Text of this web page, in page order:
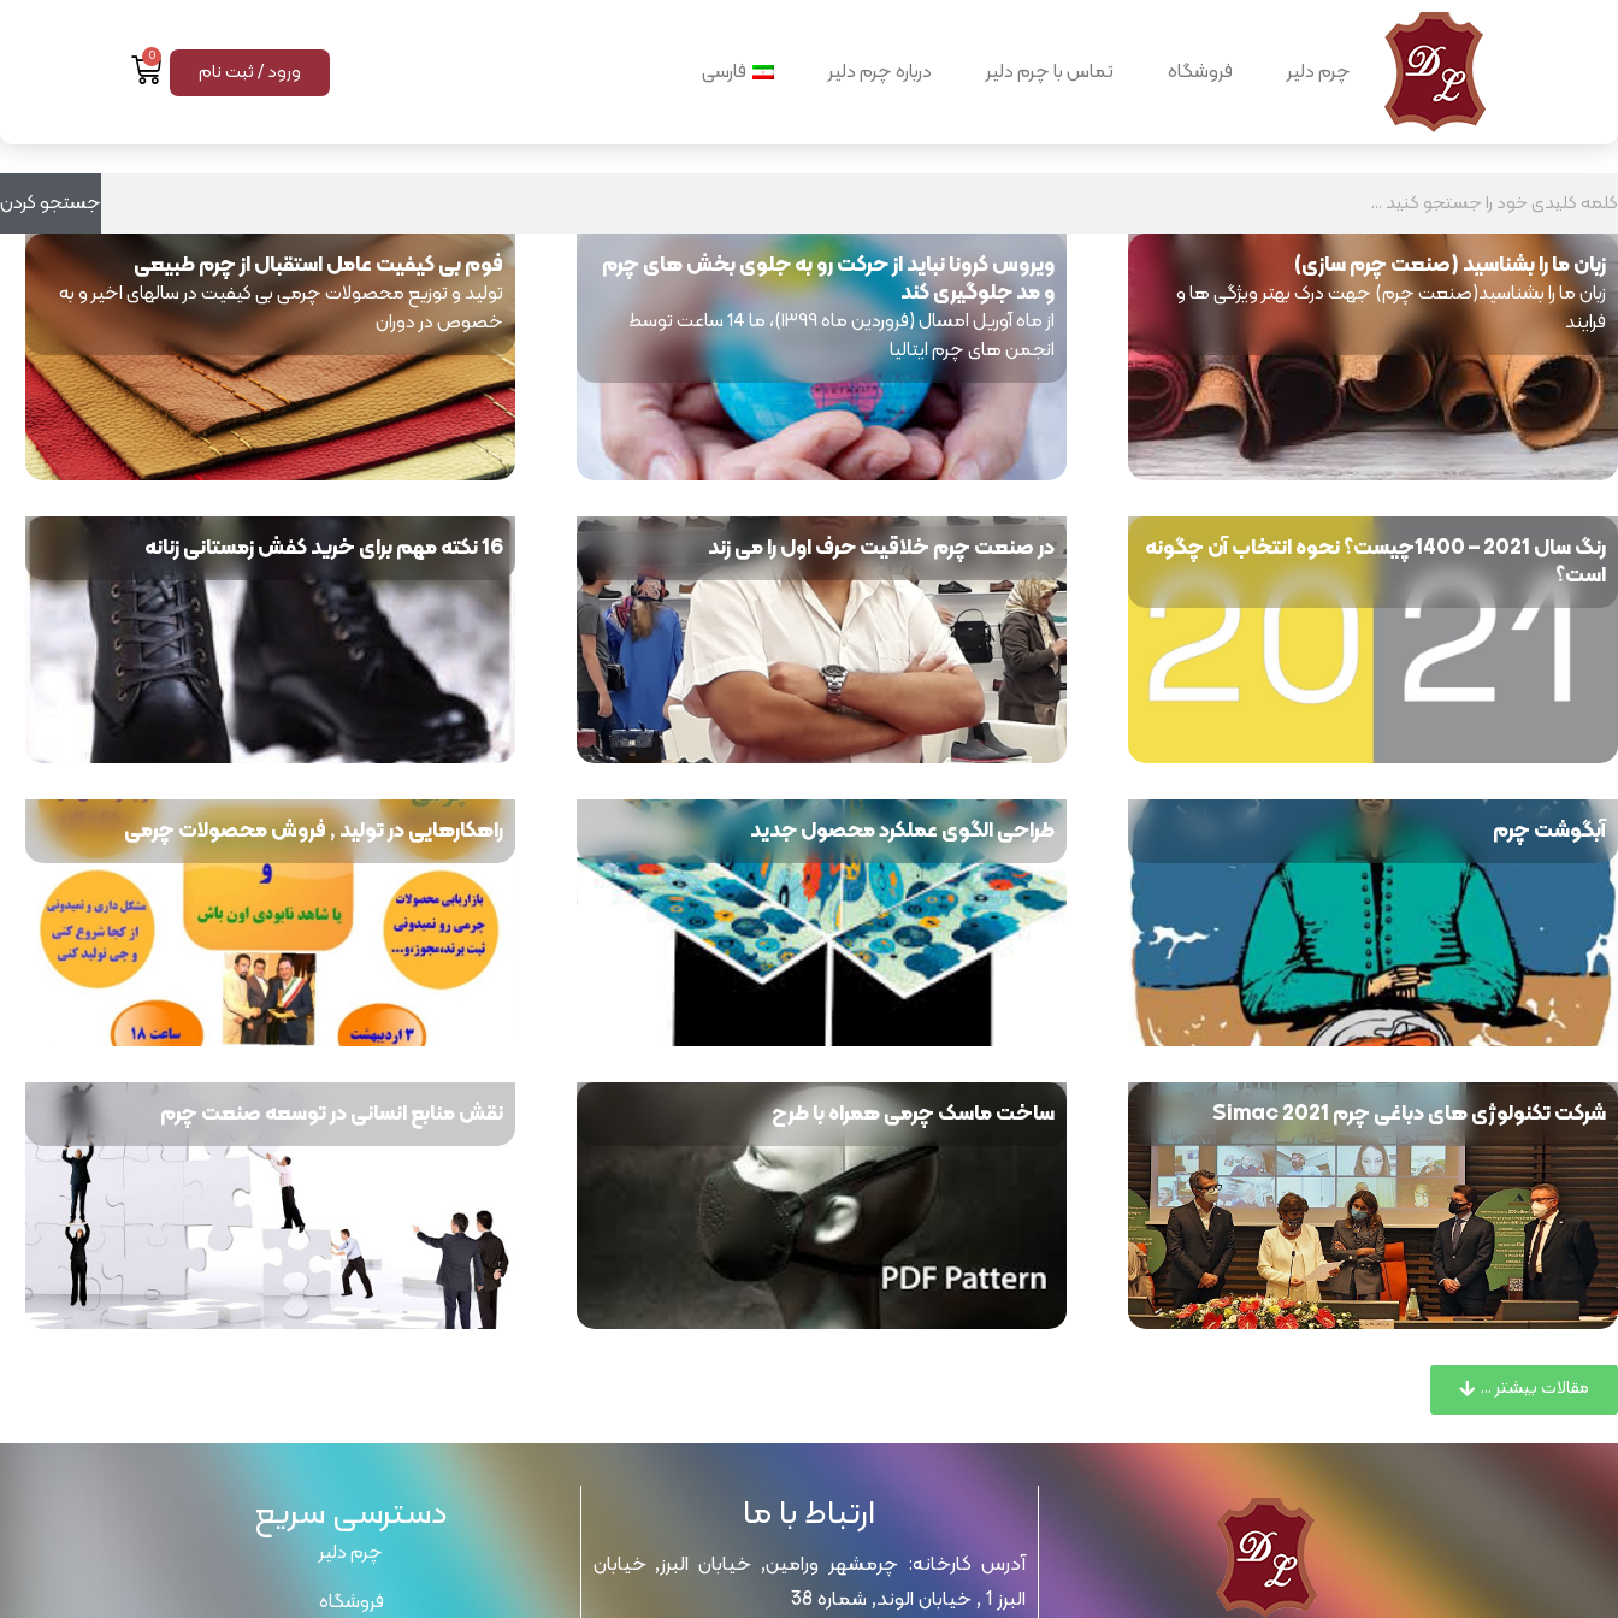
چرم دلیر فروشگاه تماس با چرم دلیر درباره چرم دلیر فارسی ورود / ثبت نام
0
جستجو کردن
زبان ما را بشناسید (صنعت چرم سازی)
زبان ما را بشناسید(صنعت چرم) جهت درک بهتر ویژگی ها و
فرایند
ویروس کرونا نباید از حرکت رو به جلوی بخش های چرم
و مد جلوگیری کند
از ماه آوریل امسال (فروردین ماه ۱۳۹۹)، ما 14 ساعت توسط
انجمن های چرم ایتالیا
فوم بی کیفیت عامل استقبال از چرم طبیعی
تولید و توزیع محصولات چرمی بی کیفیت در سالهای اخیر و به
خصوص در دوران
رنگ سال 2021 – 1400چیست؟ نحوه انتخاب آن چگونه
است؟
در صنعت چرم خلاقیت حرف اول را می زند 16 نکته مهم برای خرید کفش زمستانی زنانه
آبگوشت چرم طراحی الگوی عملکرد محصول جدید راهکارهایی در تولید , فروش محصولات چرمی
شرکت تکنولوژی های دباغی چرم Simac 2021 ساخت ماسک چرمی همراه با طرح نقش منابع انسانی در توسعه صنعت چرم
مقالات بیشتر ...
ارتباط با ما
آدرس کارخانه: چرمشهر ورامین, خیابان البرز, خیابان
البرز 1 , خیابان الوند, شماره 38
دسترسی سریع
چرم دلیر
فروشگاه